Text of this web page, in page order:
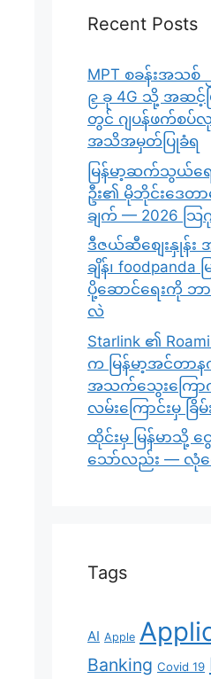
Recent Posts
MPT စခန်းအသ
၉ ခု 4G သို့ အဆ
တွင် ဂျပန်ဖက်စပ်
အသိအမှတ်ပြုခံရ
မြန်မာ့ဆက်သွယ်ရ
ဦး၏ မိုဘိုင်းဒေတာ
ချက် — 2026 သ
ဒီဇယ်ဆီစျေးနှုန်း
ချိန်၊
ပို့ဆောင်ရေးကို ဘာ
လဲ
Starlink ၏
က မြန်မာ့အင်တာ
အသက်သွေးကြော
လမ်းကြောင်းမှ ခြိ
ထိုင်းမှ မြန်မာသို့ ငွ
သော်လည်း — လုံလ
Tags
AI Apple
Banking Covid 19